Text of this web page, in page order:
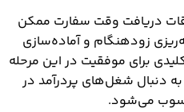
دریافت وقت سفارت ممکن
زودهنگام و آماده‌سازی
برای موفقیت در این مرحله
به دنبال شغل‌های پردرآمد در
می‌شود.